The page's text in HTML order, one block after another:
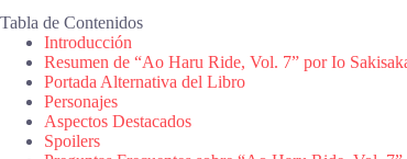
Tabla de Contenidos
Introducción
Resumen de “Ao Haru Ride, Vol. 7” por Io
Portada Alternativa del Libro
Personajes
Aspectos Destacados
Spoilers